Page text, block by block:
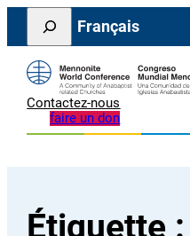
Aller
contenu
Search
Français
Contactez-nous
faire un don
Étiquette